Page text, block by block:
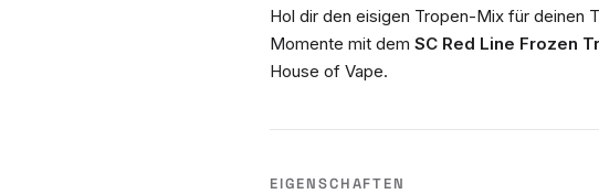
Hol dir den eisigen Tropen-Mix für deinen
Momente mit dem SC Red Line Frozen
House of Vape.
EIGENSCHAFTEN